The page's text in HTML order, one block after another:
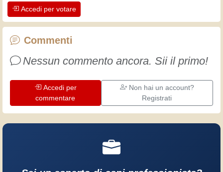
artigiani professionisti mettono nel loro
lavoro. Impariamo insieme, ogni giorno
è una occasione per migliorare. Buon
Accedi per votare
Commenti
Nessun commento ancora. Sii il primo!
Accedi per
commentare
Non hai un account?
Registrati